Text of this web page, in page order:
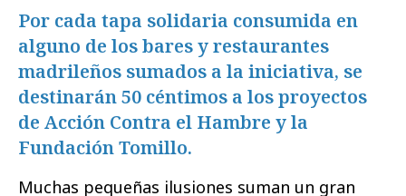
Por cada tapa solidaria consumida en
alguno de los bares y restaurantes
madrileños sumados a la iniciativa, se
destinarán 50 céntimos a los proyectos
de Acción Contra el Hambre y la
Fundación Tomillo.
Muchas pequeñas ilusiones suman un gran